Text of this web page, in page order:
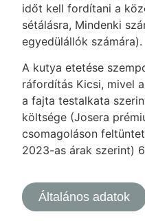
időt kell fordítani a
sétálásra, Mindenki
egyedülállók számára).
A kutya etetése
ráfordítás Kicsi, mivel
a fajta testalkata
költsége (Josera
csomagoláson
2023-as árak szerint)
Általános adatok